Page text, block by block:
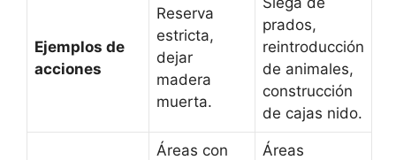
Ejemplos de
acciones
Reserva
estricta,
dejar
madera
muerta.
prados,
reintroducción
de animales,
construcción
de cajas nido.
Áreas con
Áreas